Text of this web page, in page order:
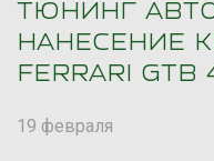
ТЮНИНГ
НАНЕСЕНИЕ
FERRARI GTB
19 февраля